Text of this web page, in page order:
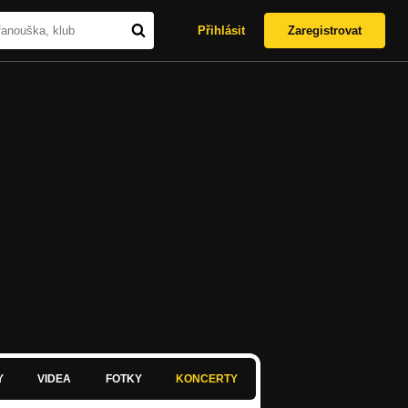
Přihlásit Zaregistrovat
VIDEA FOTKY KONCERTY